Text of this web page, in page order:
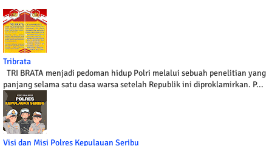
Tribrata
TRI BRATA menjadi pedoman hidup Polri melalui sebuah penelitian yang
panjang selama satu dasa warsa setelah Republik ini diproklamirkan. P...
Visi dan Misi Polres Kepulauan Seribu